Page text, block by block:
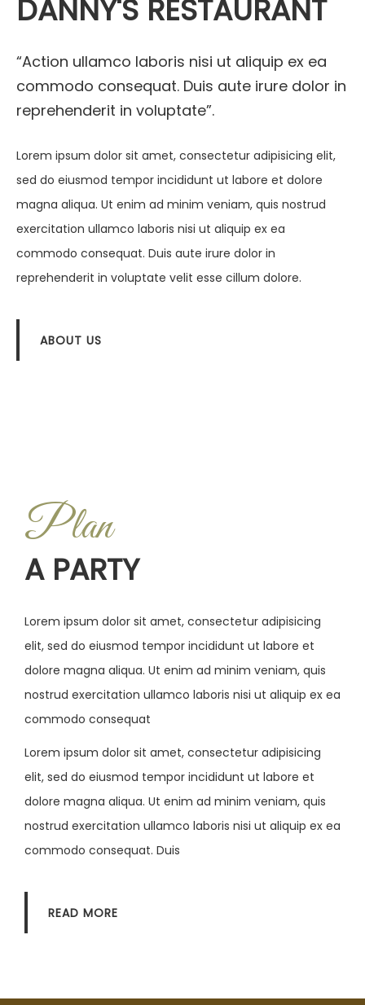
DANNY'S RESTAURANT
“Action ullamco laboris nisi ut aliquip ex ea
commodo consequat. Duis aute irure dolor in
reprehenderit in voluptate”.
Lorem ipsum dolor sit amet, consectetur adipisicing elit,
sed do eiusmod tempor incididunt ut labore et dolore
magna aliqua. Ut enim ad minim veniam, quis nostrud
exercitation ullamco laboris nisi ut aliquip ex ea
commodo consequat. Duis aute irure dolor in
reprehenderit in voluptate velit esse cillum dolore.
ABOUT US
Plan
A PARTY
Lorem ipsum dolor sit amet, consectetur adipisicing
elit, sed do eiusmod tempor incididunt ut labore et
dolore magna aliqua. Ut enim ad minim veniam, quis
nostrud exercitation ullamco laboris nisi ut aliquip ex ea
commodo consequat
Lorem ipsum dolor sit amet, consectetur adipisicing
elit, sed do eiusmod tempor incididunt ut labore et
dolore magna aliqua. Ut enim ad minim veniam, quis
nostrud exercitation ullamco laboris nisi ut aliquip ex ea
commodo consequat. Duis
READ MORE